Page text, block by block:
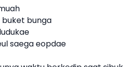
bunga
saega eopdae